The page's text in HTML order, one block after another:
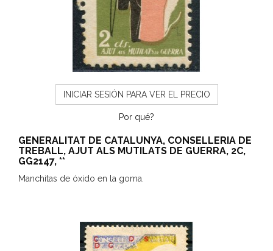
INICIAR SESIÓN PARA VER EL PRECIO
Por qué?
GENERALITAT DE CATALUNYA, CONSELLERIA DE
TREBALL, AJUT ALS MUTILATS DE GUERRA, 2C,
GG2147, **
Manchitas de óxido en la goma.